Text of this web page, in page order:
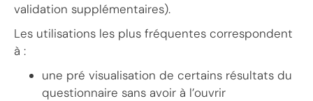
validation supplémentaires).
Les utilisations les plus fréquentes correspondent
à :
une pré visualisation de certains résultats du
questionnaire sans avoir à l’ouvrir